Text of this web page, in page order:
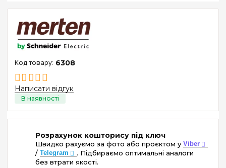
6308
Написати відгук
Розрахунок кошторису під ключ
Швидко рахуємо за фото або проєктом у Viber
/ Telegram
. Підбираємо оптимальні аналоги
без втрати якості.